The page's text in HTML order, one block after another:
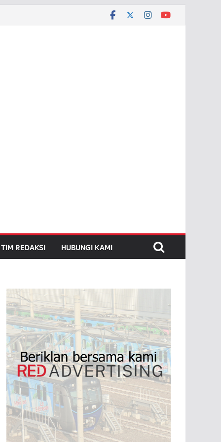
TIM REDAKSI HUBUNGI KAMI